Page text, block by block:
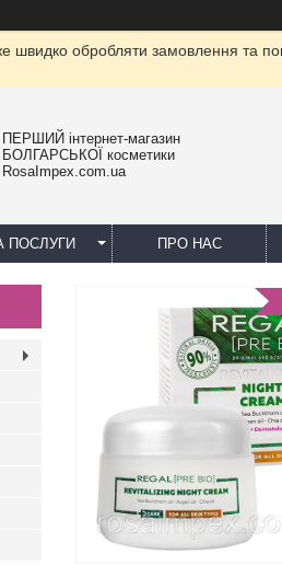
швидко обробляти замовлення та
ПЕРШИЙ інтернет-магазин
БОЛГАРСЬКОЇ косметики
RosaImpex.com.ua
ПОСЛУГИ ПРО НАС